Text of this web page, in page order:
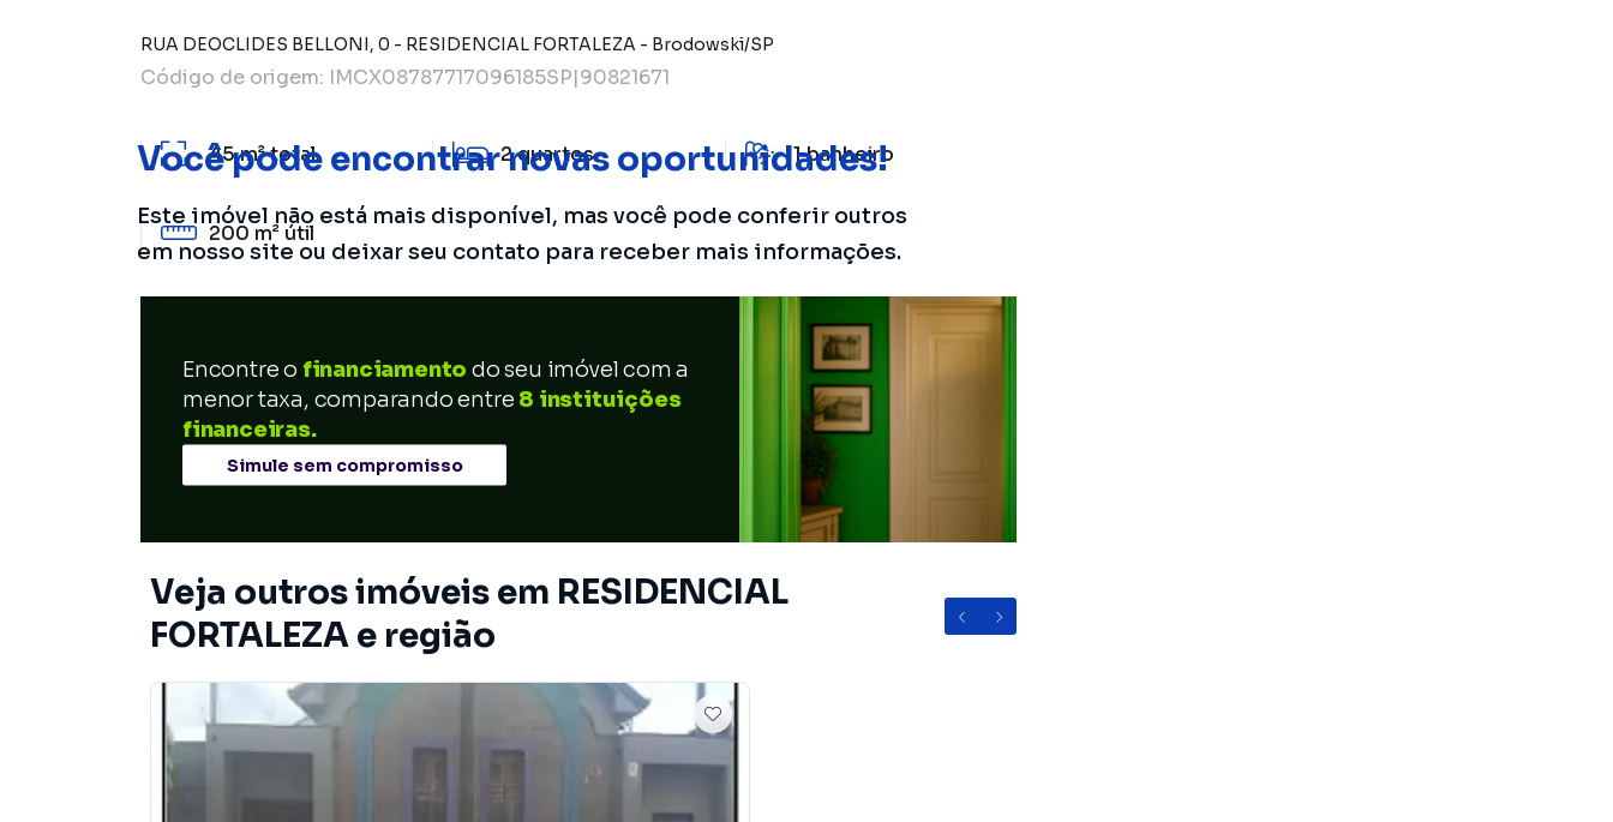
Você pode encontrar novas oportunidades!
Este imóvel não está mais disponível, mas você pode conferir outros
em nosso site ou deixar seu contato para receber mais informações.
RUA DEOCLIDES BELLONI, 0 - RESIDENCIAL FORTALEZA - Brodowski/SP
Código de origem: IMCX08787717096185SP|90821671
45 m²total 2quartos 1banheiro
200 m² útil
Encontre o financiamento do seu imóvel com a
menor taxa, comparando entre 8 instituições
financeiras.
Simule sem compromisso
Veja outros imóveis em RESIDENCIAL
FORTALEZA e região